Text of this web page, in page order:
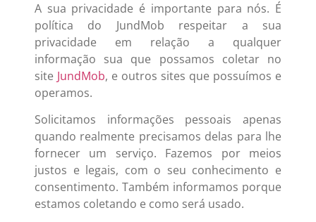
A sua privacidade é importante para nós. É
política do JundMob respeitar a sua
privacidade em relação a qualquer
informação sua que possamos coletar no
site JundMob, e outros sites que possuímos e
operamos.
Solicitamos informações pessoais apenas
quando realmente precisamos delas para lhe
fornecer um serviço. Fazemos por meios
justos e legais, com o seu conhecimento e
consentimento. Também informamos porque
estamos coletando e como será usado.